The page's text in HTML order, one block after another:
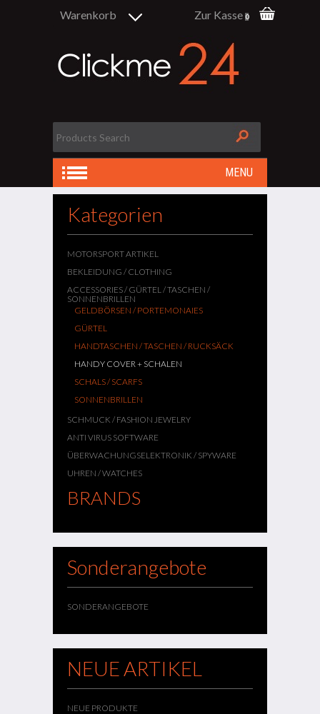
Warenkorb Zur Kasse 0
MENU
Kategorien
MOTORSPORT ARTIKEL
BEKLEIDUNG / CLOTHING
ACCESSORIES / GÜRTEL / TASCHEN /
SONNENBRILLEN
GELDBÖRSEN / PORTEMONAIES
GÜRTEL
HANDTASCHEN / TASCHEN / RUCKSÄCK
HANDY COVER + SCHALEN
SCHALS / SCARFS
SONNENBRILLEN
SCHMUCK / FASHION JEWELRY
ANTI VIRUS SOFTWARE
ÜBERWACHUNGSELEKTRONIK / SPYWARE
UHREN / WATCHES
BRANDS
Sonderangebote
SONDERANGEBOTE
NEUE ARTIKEL
NEUE PRODUKTE